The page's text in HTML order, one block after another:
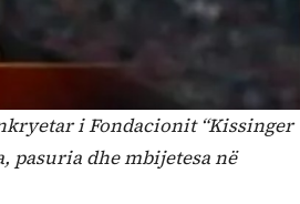
i Fondacionit “Kissinger
pasuria dhe mbijetesa në